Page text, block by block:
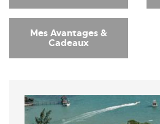
Mes Avantages &
Cadeaux